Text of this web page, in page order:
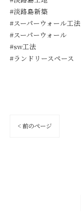
#淡路島新築
#スーパーウォール工法
#スーパーウォール
#sw工法
#ランドリースペース
< 前のページ